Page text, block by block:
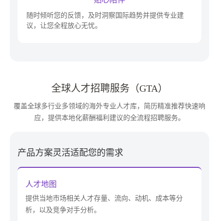
随时倾听您的反馈，及时洞察国际趋势并提供专业建
议，让您全程放心无忧。
全球人才招聘服务（GTA）
覆盖全球多行业多领域的海外专业人才库，简历精准推荐快速响
应，提供本地化薪酬福利建议的全流程招聘服务。
产品方案灵活适配您的需求
人才地图
提供当地市场相关人才存量、流向、动机、成本等分
析，以及竞争对手分析。